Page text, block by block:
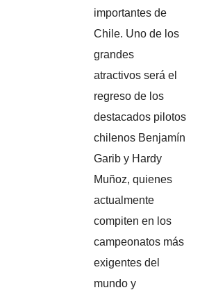
importantes de
Chile. Uno de los
grandes
atractivos será el
regreso de los
destacados pilotos
chilenos Benjamín
Garib y Hardy
Muñoz, quienes
actualmente
compiten en los
campeonatos más
exigentes del
mundo y